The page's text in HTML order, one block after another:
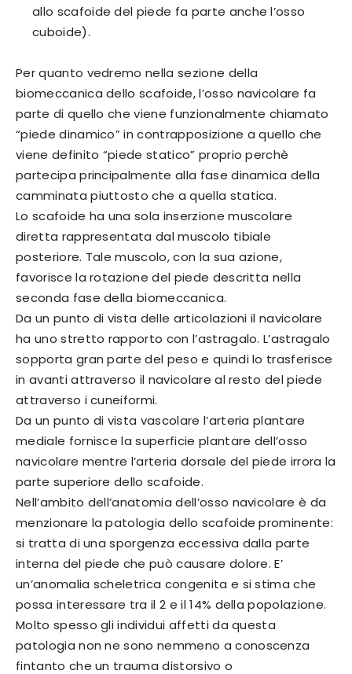
allo scafoide del piede fa parte anche l’osso
cuboide).
Per quanto vedremo nella sezione della
biomeccanica dello scafoide, l’osso navicolare fa
parte di quello che viene funzionalmente chiamato
“piede dinamico” in contrapposizione a quello che
viene definito “piede statico” proprio perchè
partecipa principalmente alla fase dinamica della
camminata piuttosto che a quella statica.
Lo scafoide ha una sola inserzione muscolare
diretta rappresentata dal muscolo tibiale
posteriore. Tale muscolo, con la sua azione,
favorisce la rotazione del piede descritta nella
seconda fase della biomeccanica.
Da un punto di vista delle articolazioni il navicolare
ha uno stretto rapporto con l’astragalo. L’astragalo
sopporta gran parte del peso e quindi lo trasferisce
in avanti attraverso il navicolare al resto del piede
attraverso i cuneiformi.
Da un punto di vista vascolare l’arteria plantare
mediale fornisce la superficie plantare dell’osso
navicolare mentre l’arteria dorsale del piede irrora la
parte superiore dello scafoide.
Nell’ambito dell’anatomia dell’osso navicolare è da
menzionare la patologia dello scafoide prominente:
si tratta di una sporgenza eccessiva dalla parte
interna del piede che può causare dolore. E’
un’anomalia scheletrica congenita e si stima che
possa interessare tra il 2 e il 14% della popolazione.
Molto spesso gli individui affetti da questa
patologia non ne sono nemmeno a conoscenza
fintanto che un trauma distorsivo o